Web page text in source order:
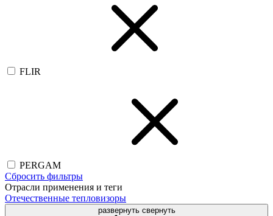
FLIR
PERGAM
Сбросить фильтры
Отрасли применения и теги
Отечественные тепловизоры
развернуть свернуть